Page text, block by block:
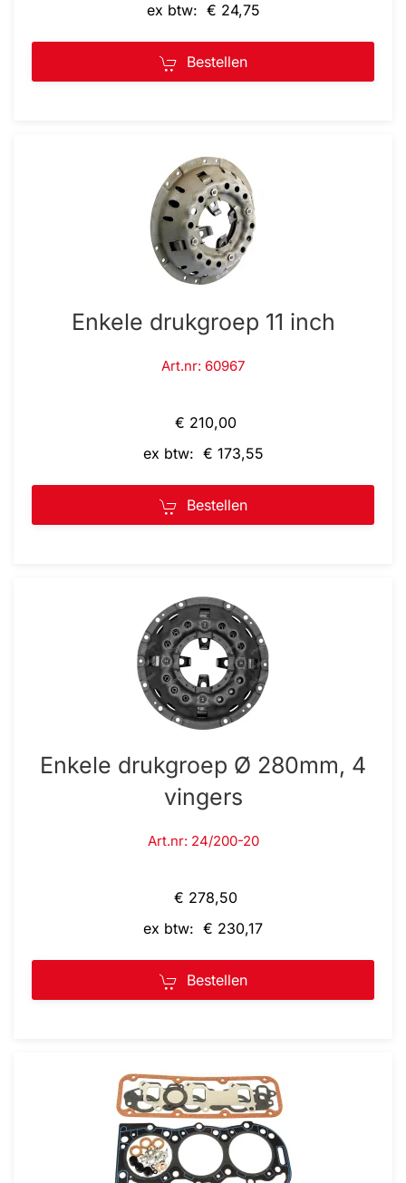
ex btw: € 24,75
Bestellen
Enkele drukgroep 11 inch
Art.nr: 60967
€ 210,00
ex btw: € 173,55
Bestellen
Enkele drukgroep Ø 280mm, 4
vingers
Art.nr: 24/200-20
€ 278,50
ex btw: € 230,17
Bestellen